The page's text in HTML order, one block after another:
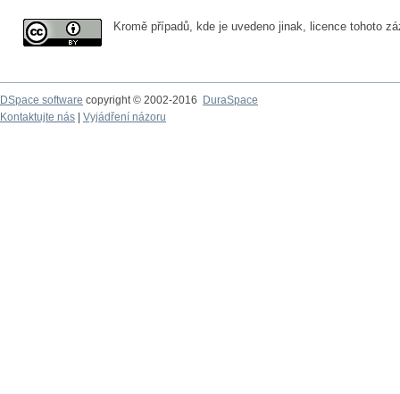
Kromě případů, kde je uvedeno jinak, licence tohoto
DSpace software copyright © 2002-2016
DuraSpace
Kontaktujte nás
Vyjádření názoru